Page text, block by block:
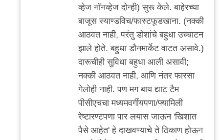
व्हेज नॉनव्हेज दोन्ही) सुरू केले. बाहेरच्या
बाजूस स्याण्डविच/फास्टफूडखाना. (नक्की
आठवत नाही, परंतु डोशांचे बहुधा उच्चाटन
झाले होते. बहुधा डौनमार्केट वाटत असावे.)
दारूचीही सुविधा बहुधा आली असावी;
नक्की आठवत नाही, आणि नंतर फारसा
गेलोही नाही. पण मग बाय द्याट टैम
पीसीएचचा मध्यमवर्गीयपणा/फ्यामिली
रेष्टारण्टपणा पार लयास जाऊन 'खिशात
पैसे आहेत' हे दाखवण्याचे ते ठिकाण होऊन